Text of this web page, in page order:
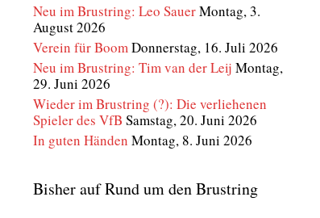
Neu im Brustring: Leo SauerMontag, 3.
August 2026
Verein für Boom Donnerstag, 16. Juli 2026
Neu im Brustring: Tim van der Leij Montag,
29. Juni 2026
Wieder im Brustring (?): Die verliehenen
Spieler des VfB Samstag, 20. Juni 2026
In guten Händen Montag, 8. Juni 2026
Bisher auf Rund um den Brustring